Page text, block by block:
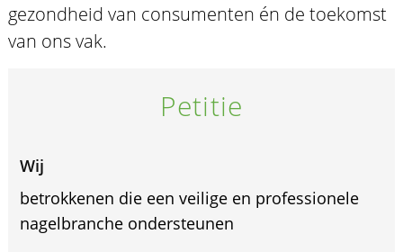
gezondheid van consumenten én de toekomst
van ons vak.
Petitie
Wij
betrokkenen die een veilige en professionele
nagelbranche ondersteunen